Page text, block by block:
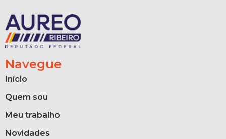
Navegue
Início
Quem sou
Meu trabalho
Novidades